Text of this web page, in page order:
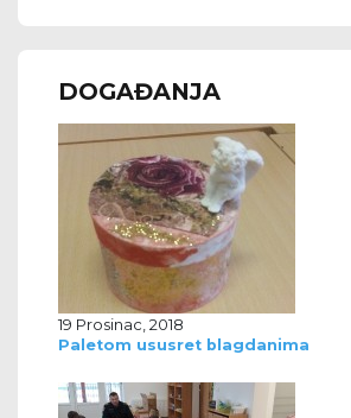
DOGAĐANJA
19 Prosinac, 2018
Paletom ususret blagdanima